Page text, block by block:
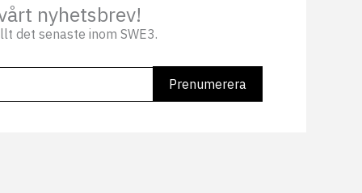
nyhetsbrev!
det senaste inom SWE3.